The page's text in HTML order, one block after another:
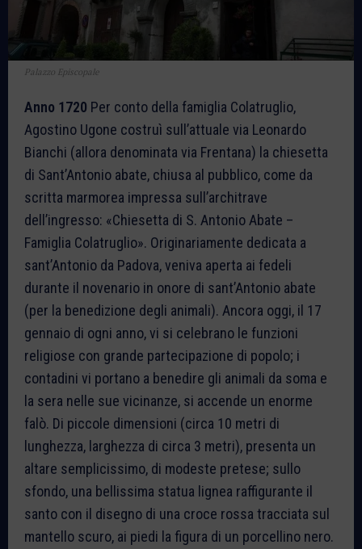
Palazzo Episcopale
Anno 1720 Per conto della famiglia Colatruglio,
Agostino Ugone costruì sull’attuale via Leonardo
Bianchi (allora denominata via Frentana) la chiesetta
di Sant’Antonio abate, chiusa al pubblico, come da
scritta marmorea impressa sull’architrave
dell’ingresso: «Chiesetta di S. Antonio Abate –
Famiglia Colatruglio». Originariamente dedicata a
sant’Antonio da Padova, veniva aperta ai fedeli
durante il novenario in onore di sant’Antonio abate
(per la benedizione degli animali). Ancora oggi, il 17
gennaio di ogni anno, vi si celebrano le funzioni
religiose con grande partecipazione di popolo; i
contadini vi portano a benedire gli animali da soma e
la sera nelle sue vicinanze, si accende un enorme
falò. Di piccole dimensioni (circa 10 metri di
lunghezza, larghezza di circa 3 metri), presenta un
altare semplicissimo, di modeste pretese; sullo
sfondo, una bellissima statua lignea raffigurante il
santo con il disegno di una croce rossa tracciata sul
mantello scuro, ai piedi la figura di un porcellino nero.